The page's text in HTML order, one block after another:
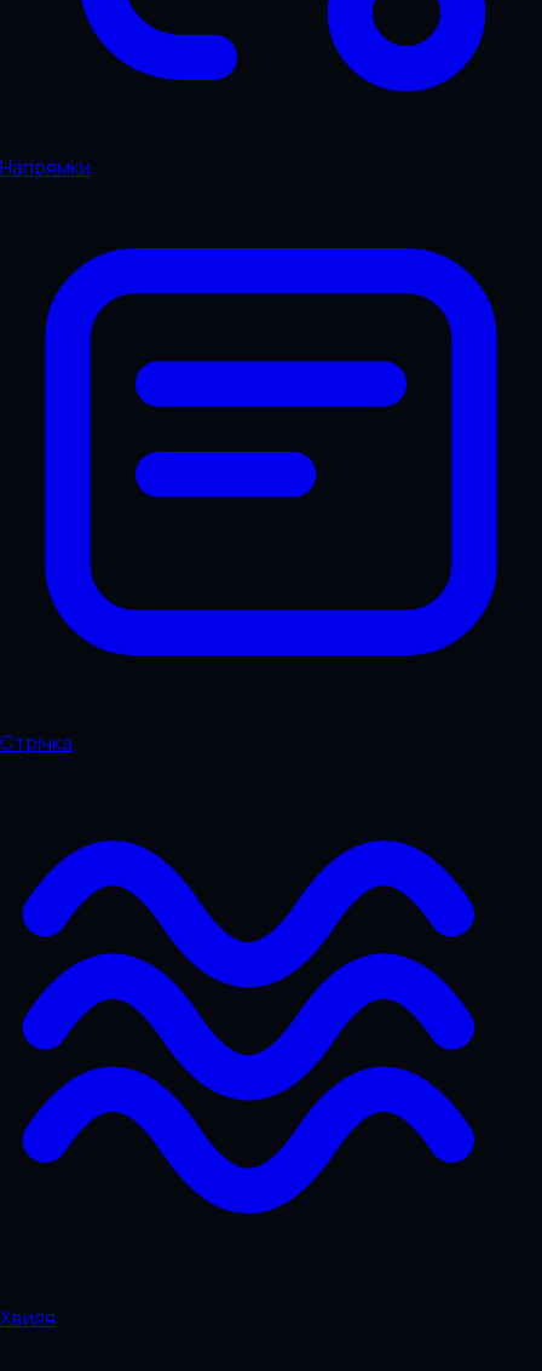
Напрямки
Стрічка
Хвиля